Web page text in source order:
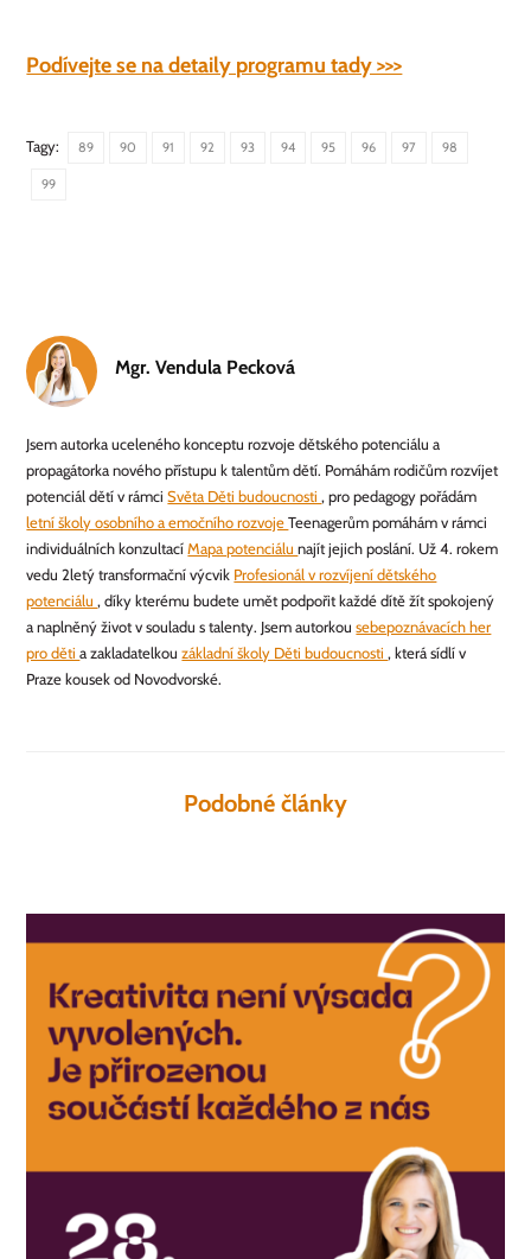
Podívejte se na detaily programu tady >>>
Tagy: 89 90 91 92 93 94 95 96 97 98
99
Mgr. Vendula Pecková
Jsem autorka uceleného konceptu rozvoje dětského potenciálu a
propagátorka nového přístupu k talentům dětí. Pomáhám rodičům rozvíjet
potenciál dětí v rámciSvěta Děti budoucnosti , pro pedagogy pořádám
letní školy osobního a emočního rozvojeTeenagerům pomáhám v rámci
individuálních konzultacíMapa potenciálunajít jejich poslání. Už 4. rokem
vedu 2letý transformační výcvik Profesionál v rozvíjení dětského
potenciálu , díky kterému budete umět podpořit každé dítě žít spokojený
a naplněný život v souladu s talenty. Jsem autorkousebepoznávacích her
pro dětia zakladatelkouzákladní školy Děti budoucnosti , která sídlí v
Praze kousek od Novodvorské.
Podobné články